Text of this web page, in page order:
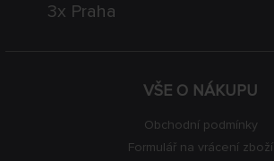
VŠE O NÁKUPU
Obchodní podmínky
Formulář na vrácení zboží
3x Praha